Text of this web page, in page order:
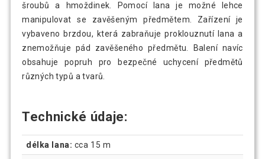
šroubů a hmoždinek. Pomocí lana je možné lehce
manipulovat se zavěšeným předmětem. Zařízení je
vybaveno brzdou, která zabraňuje proklouznutí lana a
znemožňuje pád zavěšeného předmětu. Balení navíc
obsahuje popruh pro bezpečné uchycení předmětů
různých typů a tvarů.
Technické údaje:
délka lana: cca 15 m